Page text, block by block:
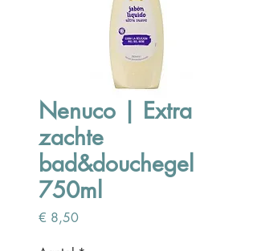
Nenuco | Extra
zachte
bad&douchegel
750ml
€ 8,50Prijs